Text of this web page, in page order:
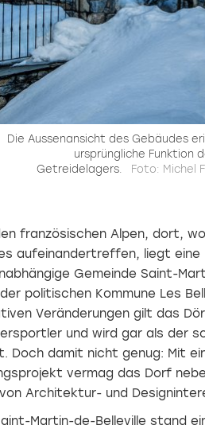
Die Aussenansicht des Gebäudes
ursprüngliche Funktion
Getreidelagers.
Foto: Michel
französischen Alpen, dort,
aufeinandertreffen, liegt
Gemeinde Saint-
politischen Kommune Les
Veränderungen gilt das
und wird gar als der
Doch damit nicht genug: Mit
vermag das Dorf
Architektur- und
Martin-de-Belleville stand